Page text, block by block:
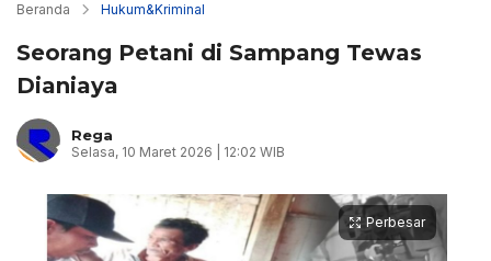
Beranda Hukum&Kriminal
Seorang Petani di Sampang Tewas
Dianiaya
Rega
Selasa, 10 Maret 2026 | 12:02 WIB
Perbesar